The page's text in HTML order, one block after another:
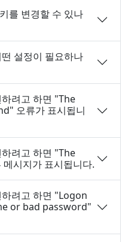
를 변경할 수 있나
설정이 필요하나
려고 하면 "The
오류가 표시됩니
려고 하면 "The
시지가 표시됩니다.
려고 하면 "Logon
or bad password"